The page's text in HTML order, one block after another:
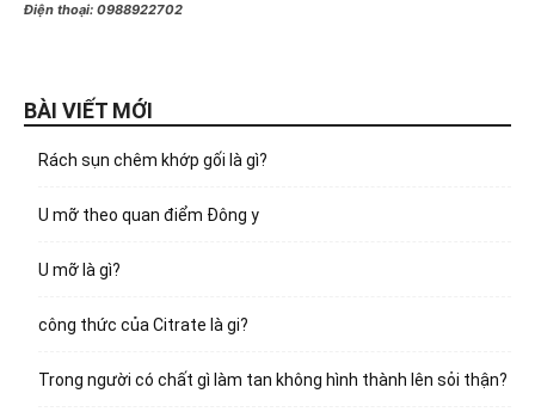
Điện thoại: 0988922702
BÀI VIẾT MỚI
Rách sụn chêm khớp gối là gì?
U mỡ theo quan điểm Đông y
U mỡ là gì?
công thức của Citrate là gi?
Trong người có chất gì làm tan không hình thành lên sỏi thận?